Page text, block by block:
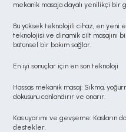
mekanik masaja dayalı yenilikçi bir
Bu yüksek teknolojili cihaz, en yeni
teknolojisi ve dinamik cilt masajını
bütünsel bir bakım sağlar.
En iyi sonuçlar için en son teknoloji
Hassas mekanik masaj: Sıkma,
dokusunu canlandırır ve onarır.
Kas uyarımı ve gevşeme: Kasların
destekler.